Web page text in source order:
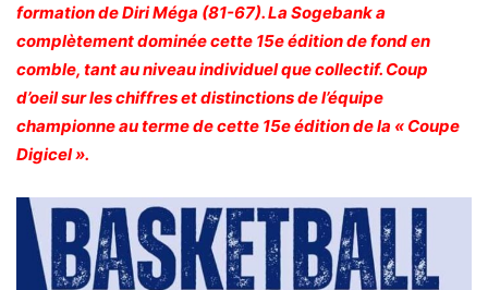
formation de Diri Méga (81-67). La Sogebank a
complètement dominée cette 15e édition de fond en
comble, tant au niveau individuel que collectif. Coup
d’oeil sur les chiffres et distinctions de l’équipe
championne au terme de cette 15e édition de la « Coupe
Digicel ».